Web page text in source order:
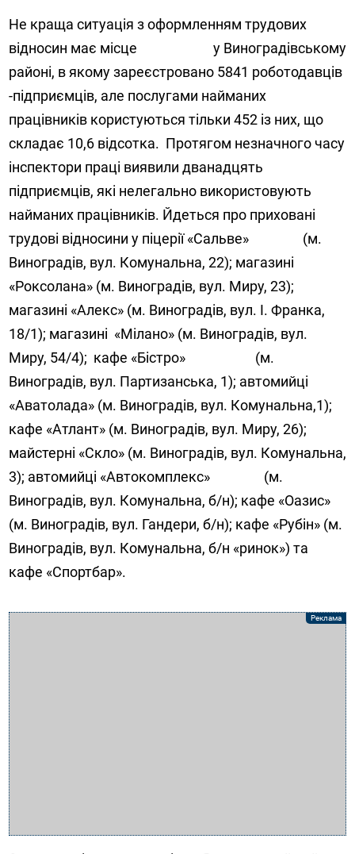
Не краща ситуація з оформленням трудових
відносин має місце у Виноградівському
районі, в якому зареєстровано 5841 роботодавців
-підприємців, але послугами найманих
працівників користуються тільки 452 із них, що
складає 10,6 відсотка. Протягом незначного часу
інспектори праці виявили дванадцять
підприємців, які нелегально використовують
найманих працівників. Йдеться про приховані
трудові відносини у піцерії «Сальве» (м.
Виноградів, вул. Комунальна, 22); магазині
«Роксолана» (м. Виноградів, вул. Миру, 23);
магазині «Алекс» (м. Виноградів, вул. І. Франка,
18/1); магазині «Мілано» (м. Виноградів, вул.
Миру, 54/4); кафе «Бістро» (м.
Виноградів, вул. Партизанська, 1); автомийці
«Аватолада» (м. Виноградів, вул. Комунальна,1);
кафе «Атлант» (м. Виноградів, вул. Миру, 26);
майстерні «Скло» (м. Виноградів, вул. Комунальна,
3); автомийці «Автокомплекс» (м.
Виноградів, вул. Комунальна, б/н); кафе «Оазис»
(м. Виноградів, вул. Гандери, б/н); кафе «Рубін» (м.
Виноградів, вул. Комунальна, б/н «ринок») та
кафе «Спортбар».